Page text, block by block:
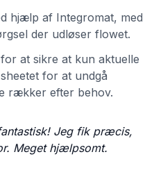
hjælp af Integromat, med
der udløser flowet.
at sikre at kun aktuelle
for at undgå
rækker efter behov.
Jeg fik præcis,
Meget hjælpsomt.